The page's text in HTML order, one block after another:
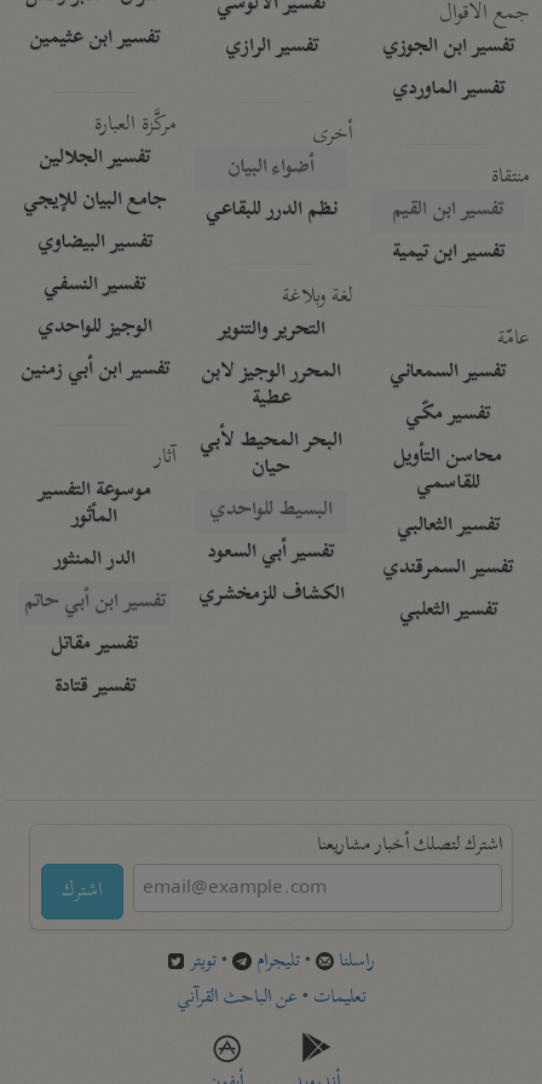
جمع الأقوال
تفسير ابن الجوزي
تفسير الماوردي
منتقاة
تفسير ابن القيم
تفسير ابن تيمية
عامّة
تفسير السمعاني
تفسير مكّي
محاسن التأويل
للقاسمي
تفسير الثعالبي
تفسير السمرقندي
تفسير الثعلبي
تفسير الرازي
أخرى
أضواء البيان
نظم الدرر للبقاعي
لغة وبلاغة
التحرير والتنوير
المحرر الوجيز لابن
عطية
البحر المحيط لأبي
حيان
البسيط للواحدي
تفسير أبي السعود
الكشاف للزمخشري
تفسير ابن عثيمين
مركَّزة العبارة
تفسير الجلالين
جامع البيان للإيجي
تفسير البيضاوي
تفسير النسفي
الوجيز للواحدي
تفسير ابن أبي زمنين
آثار
موسوعة التفسير
المأثور
الدر المنثور
تفسير ابن أبي حاتم
تفسير مقاتل
تفسير قتادة
اشترك لتصلك أخبار مشاريعنا
اشترك
راسلنا •تليجرام •تويتر
تعليمات •عن الباحث القرآني